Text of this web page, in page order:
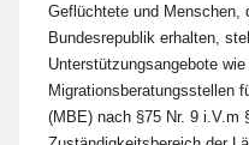
Geflüchtete und Menschen,
Bundesrepublik erhalten,
Unterstützungsangebote
Migrationsberatungsstellen
(MBE) nach §75 Nr. 9 i.V.m